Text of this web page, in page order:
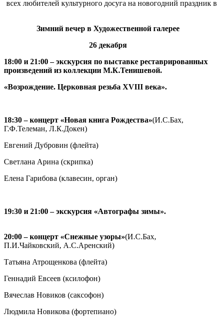
всех любителей культурного досуга на новогодний праздник
Зимний вечер в Художественной галерее
26 декабря
18:00 и 21:00 – экскурсия по выставке реставрированных
произведений из коллекции М.К.Тенишевой.
«Возрождение. Церковная резьба XVIII века».
18:30 – концерт «Новая книга Рождества»(И.С.Бах,
Г.Ф.Телеман, Л.К.Докен)
Евгений Дубровин (флейта)
Светлана Арина (скрипка)
Елена Гарибова (клавесин, орган)
19:30 и 21:00 –экскурсия «Автографы зимы».
20:00 – концерт «Снежные узоры»(И.С.Бах,
П.И.Чайковский, А.С.Аренский)
Татьяна Атрощенкова (флейта)
Геннадий Евсеев (ксилофон)
Вячеслав Новиков (саксофон)
Людмила Новикова (фортепиано)